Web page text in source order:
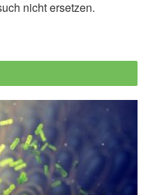
nicht ersetzen.